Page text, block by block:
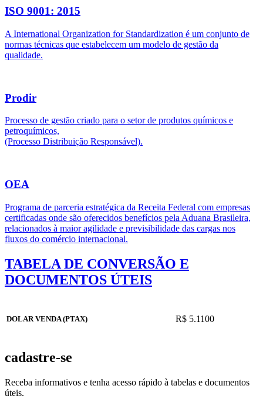
ISO 9001: 2015
A International Organization for Standardization é um conjunto de
normas técnicas que estabelecem um modelo de gestão da
qualidade.
Prodir
Processo de gestão criado para o setor de produtos químicos e
petroquímicos,
(Processo Distribuição Responsável).
OEA
Programa de parceria estratégica da Receita Federal com empresas
certificadas onde são oferecidos benefícios pela Aduana Brasileira,
relacionados à maior agilidade e previsibilidade das cargas nos
fluxos do comércio internacional.
TABELA DE CONVERSÃO E
DOCUMENTOS ÚTEIS
DOLAR VENDA (PTAX) R$ 5.1100
cadastre-se
Receba informativos e tenha acesso rápido à tabelas e documentos
úteis.